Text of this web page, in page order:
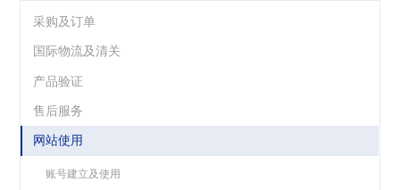
采购及订单
国际物流及清关
产品验证
售后服务
网站使用
账号建立及使用